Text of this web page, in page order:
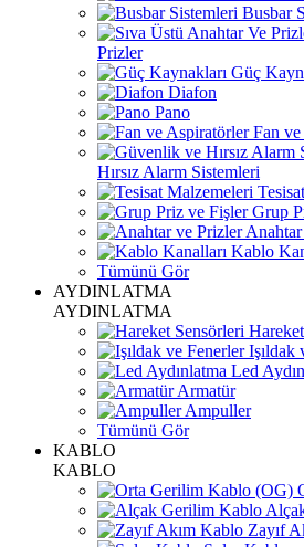
Busbar
Prizler
Güç
Diafon
Pano
Fan ve
Hırsız Alarm Sistemleri
Grup
Anahtar
Kablo
Tümünü Gör
AYDINLATMA
AYDINLATMA
Işıldak
Led
Armatür
Ampuller
Tümünü Gör
KABLO
KABLO
Zayıf